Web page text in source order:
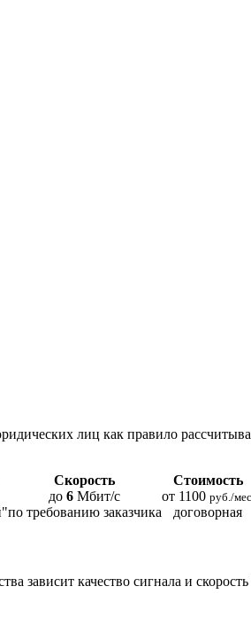
лиц как правило
Скорость
Стоимость
до 6 Мбит/с от 1100 руб./
по требованию заказчика договорная
зависит качество сигнала и